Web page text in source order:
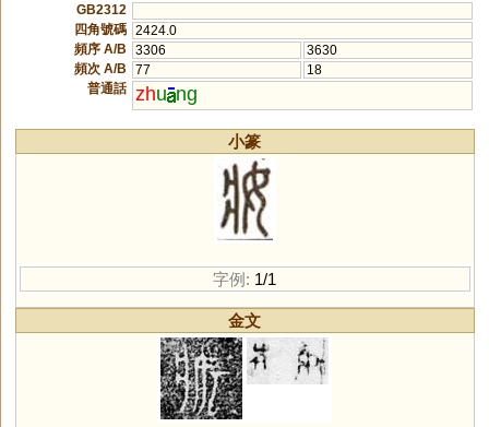
GB2312
四角號碼 2424.0
頻序 A/B
3306
3630
頻次 A/B
77
18
普通話 zhu ng
小篆
字例: 1/1
金文